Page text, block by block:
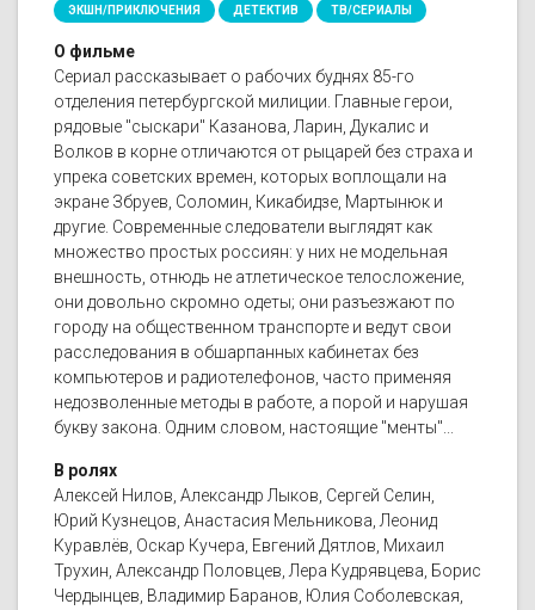
ЭКШН/ПРИКЛЮЧЕНИЯ ДЕТЕКТИВ ТВ/СЕРИАЛЫ
О фильме
Сериал рассказывает о рабочих буднях 85-го
отделения петербургской милиции. Главные герои,
рядовые "сыскари" Казанова, Ларин, Дукалис и
Волков в корне отличаются от рыцарей без страха и
упрека советских времен, которых воплощали на
экране Збруев, Соломин, Кикабидзе, Мартынюк и
другие. Современные следователи выглядят как
множество простых россиян: у них не модельная
внешность, отнюдь не атлетическое телосложение,
они довольно скромно одеты; они разъезжают по
городу на общественном транспорте и ведут свои
расследования в обшарпанных кабинетах без
компьютеров и радиотелефонов, часто применяя
недозволенные методы в работе, а порой и нарушая
букву закона. Одним словом, настоящие "менты"...
В ролях
Алексей Нилов, Александр Лыков, Сергей Селин,
Юрий Кузнецов, Анастасия Мельникова, Леонид
Куравлёв, Оскар Кучера, Евгений Дятлов, Михаил
Трухин, Александр Половцев, Лера Кудрявцева, Борис
Чердынцев, Владимир Баранов, Юлия Соболевская,